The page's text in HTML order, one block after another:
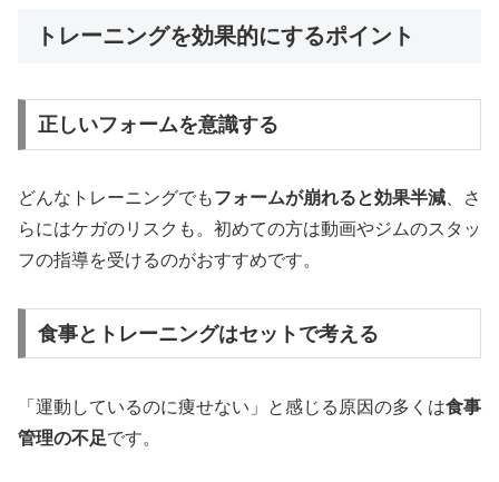
トレーニングを効果的にするポイント
正しいフォームを意識する
どんなトレーニングでもフォームが崩れると効果半減 、さ
らにはケガのリスクも。初めての方は動画やジムのスタッ
フの指導を受けるのがおすすめです。
食事とトレーニングはセットで考える
「運動しているのに痩せない」と感じる原因の多くは食事
管理の不足です。